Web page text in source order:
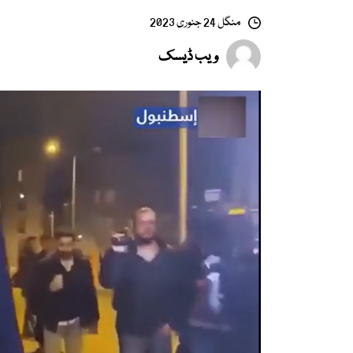
منگل 24 جنوری 2023
ویب ڈیسک